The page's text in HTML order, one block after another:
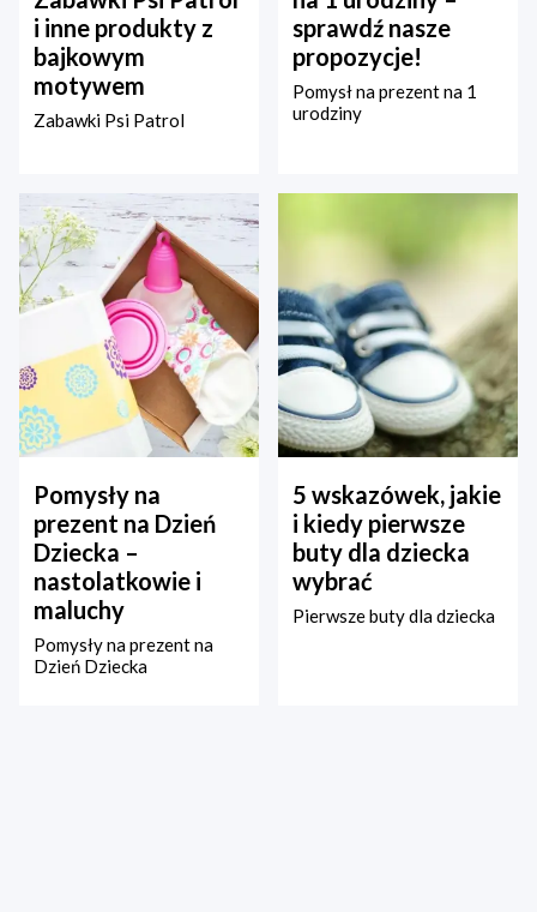
i inne produkty z
bajkowym
motywem
Zabawki Psi Patrol
sprawdź nasze
propozycje!
Pomysł na prezent na 1
urodziny
Pomysły na
prezent na Dzień
Dziecka –
nastolatkowie i
maluchy
Pomysły na prezent na
Dzień Dziecka
5 wskazówek, jakie
i kiedy pierwsze
buty dla dziecka
wybrać
Pierwsze buty dla dziecka